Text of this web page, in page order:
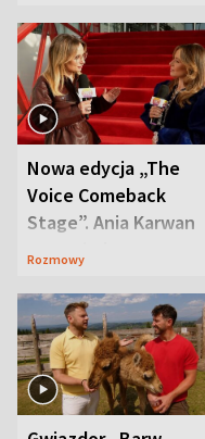
Nowa edycja „The
Voice Comeback
Stage”. Ania Karwan
zapowiada
Rozmowy